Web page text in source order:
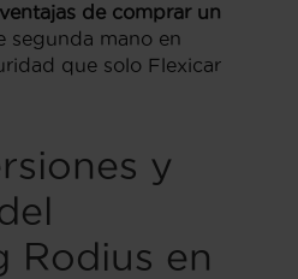
ventajas de comprar un
segunda mano en
que solo Flexicar
y
Rodius en